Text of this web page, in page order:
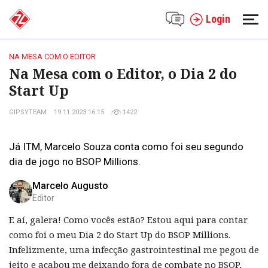
Login
NA MESA COM O EDITOR
Na Mesa com o Editor, o Dia 2 do
Start Up
GIPSYTEAM 19.11.2023 16:15 1422
Já ITM, Marcelo Souza conta como foi seu segundo
dia de jogo no BSOP Millions.
Marcelo Augusto
Editor
E aí, galera! Como vocês estão? Estou aqui para contar
como foi o meu Dia 2 do Start Up do BSOP Millions.
Infelizmente, uma infecção gastrointestinal me pegou de
jeito e acabou me deixando fora de combate no BSOP,